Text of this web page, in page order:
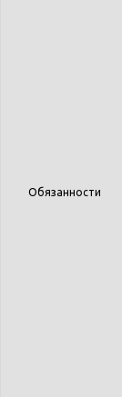
Обязанности